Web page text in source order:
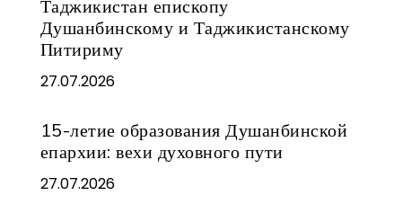
Таджикистан епископу
Душанбинскому и Таджикистанскому
Питириму
27.07.2026
15-летие образования Душанбинской
епархии: вехи духовного пути
27.07.2026